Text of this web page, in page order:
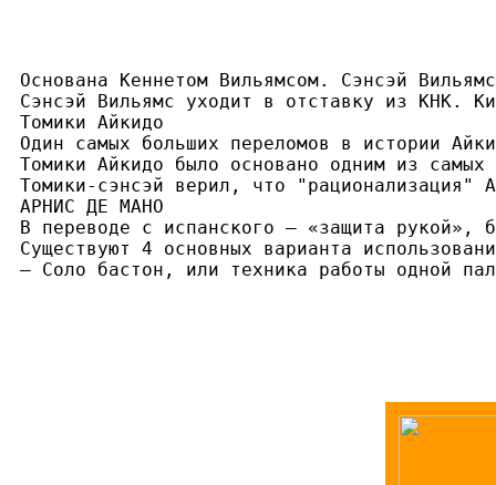
Основана Кеннетом Вильямсом. Сэнсэй
Сэнсэй Вильямс уходит в отставку из КНК.
Томики Айкидо
Один самых больших переломов в истории
Томики Айкидо было основано одним из
Томики-сэнсэй верил, что "рационализация"
АРНИС ДЕ МАНО
В переводе с испанского — «защита рукой»,
Существуют 4 основных варианта
— Соло бастон, или техника работы одной